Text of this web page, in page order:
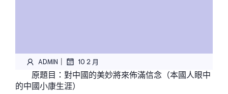
ADMIN | 10 2 月
原題目：對中國的美妙將來佈滿信念（本國人眼中
的中國小康生涯）